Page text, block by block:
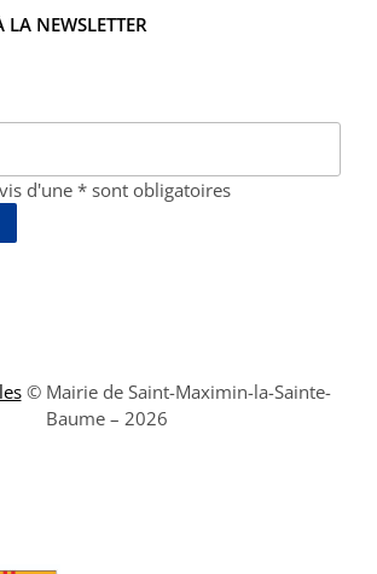
NEWSLETTER
d'une * sont obligatoires
© Mairie de Saint-Maximin-la-Sainte-
Baume – 2026